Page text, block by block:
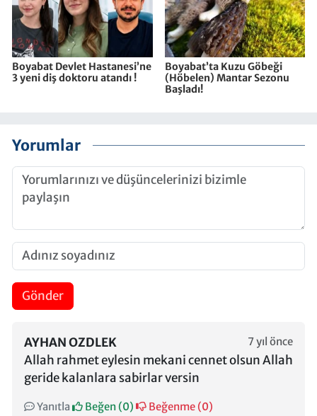
Boyabat Devlet Hastanesi’ne
3 yeni diş doktoru atandı !
Boyabat’ta Kuzu Göbeği
(Höbelen) Mantar Sezonu
Başladı!
Yorumlar
Gönder
AYHAN OZDLEK 7 yıl önce
Allah rahmet eylesin mekani cennet olsun Allah
geride kalanlara sabirlar versin
Yanıtla Beğen (0) Beğenme (0)